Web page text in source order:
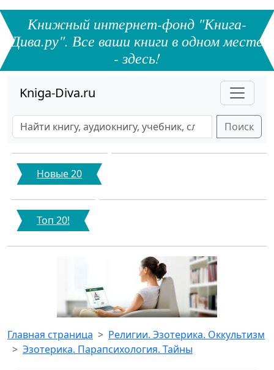
Книжный интернет-фонд "Книга-
Дива.ру". Все ваши книги в одном месте
- здесь!
Kniga-Diva.ru
Поиск
Новые 20
Топ 20!
Главная страница
Религии. Эзотерика. Оккультизм
Эзотерика. Парапсихология. Тайны